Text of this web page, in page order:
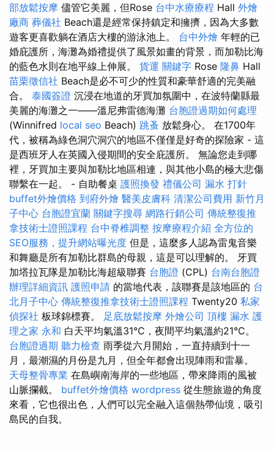
部放鬆按摩 儘管它美麗，但Rose 台中水療療程 Hall 外燴
廠商 葬儀社 Beach還是經常保持鎮定和擁擠，因為大多數
遊客更喜歡躺在酒店大樓的游泳池上。 台中外燴 年輕的已
婚庇護所，海灘為婚禮提供了風景如畫的背景，而加勒比海
的藍色水則在地平線上伸展。 貨運 關鍵字 Rose 隆鼻 Hall
苗栗徵信社 Beach是必不可少的性質和豪華舒適的完美融
合。 泰國簽證 沉浸在地道的牙買加氛圍中，在波特蘭縣最
美麗的海灘之一——溫尼弗雷德海灘 台胞證過期如何處理
(Winnifred local seo Beach) 跳蚤 放鬆身心。 在1700年
代，被稱為綠色洞穴洞穴的地區不僅僅是好奇的探險家 - 這
是西班牙人在英國入侵期間的安全庇護所。 無論您走到哪
裡，牙買加主要與加勒比地區相連，與其他小島的極大悲傷
聯繫在一起。 - 自助餐桌 護照換發 禮儀公司 漏水 打針
buffet外燴價格 到府外燴 醫美皮膚科 清潔公司費用 新竹月
子中心 台胞證宜蘭 關鍵字搜尋 網路行銷公司 傳統整復推
拿技術士證照課程 台中脊椎調整 按摩療程介紹 全方位的
SEO服務，提升網站曝光度 但是，這麼多人認為雷鬼音樂
和舞廳是所有加勒比群島的母親，這是可以理解的。 牙買
加塔拉瓦隊是加勒比海超級聯賽 台胞證 (CPL) 台南台胞證
辦理詳細資訊 護照申請 的當地代表，該聯賽是該地區的 台
北月子中心 傳統整復推拿技術士證照課程 Twenty20 私家
偵探社 板球錦標賽。 足底放鬆按摩 外燴公司 頂樓 漏水 護
理之家 永和 白天平均氣溫31°C，夜間平均氣溫約21°C。
台胞證過期 聽力檢查 雨季從六月開始，一直持續到十一
月，最潮濕的月份是九月，但全年都會出現陣雨和雷暴。
天母整骨專業 在島嶼南海岸的一些地區，帶來降雨的風被
山脈攔截。 buffet外燴價格 wordpress 從生態旅遊的角度
來看，它也很出色，人們可以完全融入這個熱帶仙境，吸引
島民的自我。